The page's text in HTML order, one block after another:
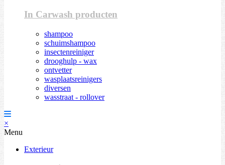
In Carwash producten
shampoo
schuimshampoo
insectenreiniger
drooghulp - wax
ontvetter
wasplaatsreinigers
diversen
wasstraat - rollover
×
Menu
Exterieur